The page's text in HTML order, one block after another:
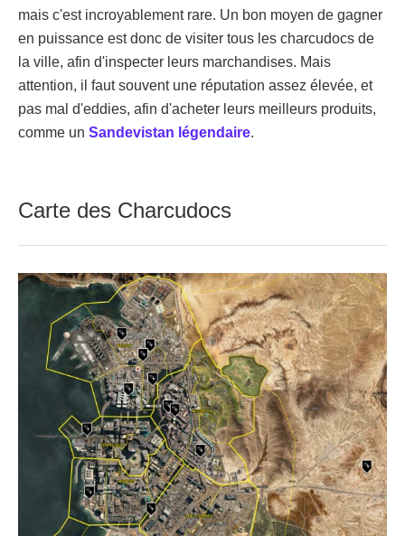
mais c'est incroyablement rare. Un bon moyen de gagner
en puissance est donc de visiter tous les charcudocs de
la ville, afin d'inspecter leurs marchandises. Mais
attention, il faut souvent une réputation assez élevée, et
pas mal d'eddies, afin d'acheter leurs meilleurs produits,
comme un Sandevistan légendaire.
Carte des Charcudocs